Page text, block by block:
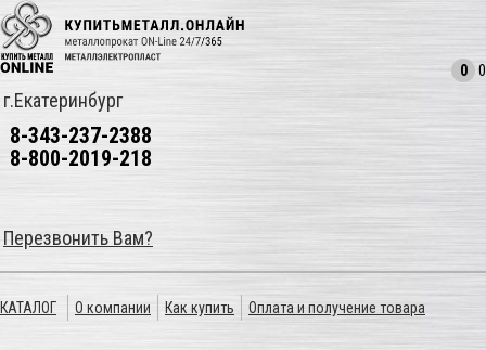
г.Екатеринбург
8-343-237-2388
8-800-2019-218
Перезвонить Вам?
0 0
КАТАЛОГ О компании Как купить Оплата и получение товара